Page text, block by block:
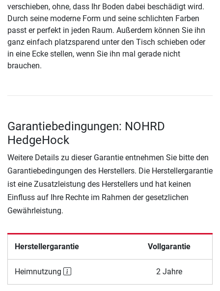
verschieben, ohne, dass Ihr Boden dabei beschädigt wird.
Durch seine moderne Form und seine schlichten Farben
passt er perfekt in jeden Raum. Außerdem können Sie ihn
ganz einfach platzsparend unter den Tisch schieben oder
in eine Ecke stellen, wenn Sie ihn mal gerade nicht
brauchen.
Garantiebedingungen: NOHRD
HedgeHock
Weitere Details zu dieser Garantie entnehmen Sie bitte den
Garantiebedingungen des Herstellers. Die Herstellergarantie
ist eine Zusatzleistung des Herstellers und hat keinen
Einfluss auf Ihre Rechte im Rahmen der gesetzlichen
Gewährleistung.
Herstellergarantie Vollgarantie
Heimnutzung 2 Jahre